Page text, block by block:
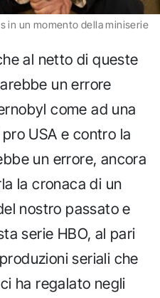
in un momento della miniserie
al netto di queste
un errore
come ad una
USA e contro la
un errore, ancora
la cronaca di un
nostro passato e
serie HBO, al pari
seriali che
ha regalato negli